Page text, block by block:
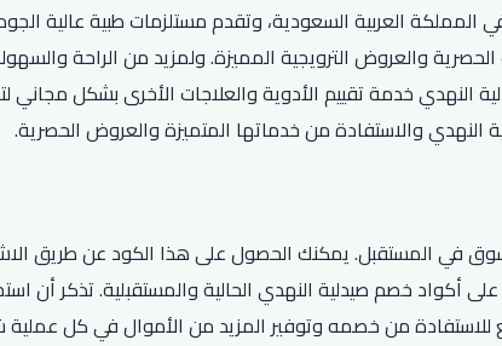
العربية السعودية، وتقدم مستلزمات طبية عالية
والعروض الترويجية المميزة. ولمزيد من الراحة
النهدي خدمة تقييم الأدوية والعلاجات الأخرى بشكل
والاستفادة من خدماتها المتميزة والعروض الحصرية.
2026 واستمتع بخصومات حصرية عند التسوق في المستقبل. يمكنك الحصول على هذا
أكواد خصم صيدلية النهدي الحالية والمستقبلية. تذكر أن
للاستفادة من خصمه وتوفير المزيد من الأموال في كل عملية